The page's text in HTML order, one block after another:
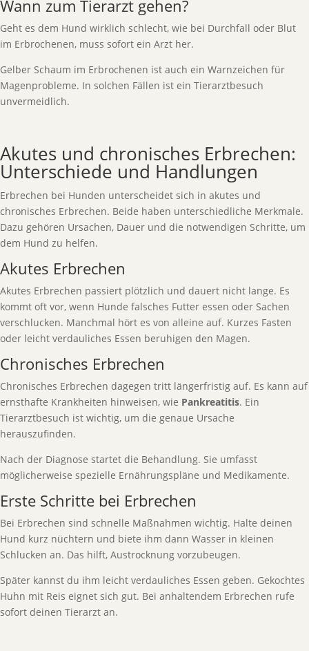
Wann zum Tierarzt gehen?
Geht es dem Hund wirklich schlecht, wie bei Durchfall oder Blut
im Erbrochenen, muss sofort ein Arzt her.
Gelber Schaum im Erbrochenen ist auch ein Warnzeichen für
Magenprobleme. In solchen Fällen ist ein Tierarztbesuch
unvermeidlich.
Akutes und chronisches Erbrechen:
Unterschiede und Handlungen
Erbrechen bei Hunden unterscheidet sich in akutes und
chronisches Erbrechen. Beide haben unterschiedliche Merkmale.
Dazu gehören Ursachen, Dauer und die notwendigen Schritte, um
dem Hund zu helfen.
Akutes Erbrechen
Akutes Erbrechen passiert plötzlich und dauert nicht lange. Es
kommt oft vor, wenn Hunde falsches Futter essen oder Sachen
verschlucken. Manchmal hört es von alleine auf. Kurzes Fasten
oder leicht verdauliches Essen beruhigen den Magen.
Chronisches Erbrechen
Chronisches Erbrechen dagegen tritt längerfristig auf. Es kann auf
ernsthafte Krankheiten hinweisen, wie Pankreatitis. Ein
Tierarztbesuch ist wichtig, um die genaue Ursache
herauszufinden.
Nach der Diagnose startet die Behandlung. Sie umfasst
möglicherweise spezielle Ernährungspläne und Medikamente.
Erste Schritte bei Erbrechen
Bei Erbrechen sind schnelle Maßnahmen wichtig. Halte deinen
Hund kurz nüchtern und biete ihm dann Wasser in kleinen
Schlucken an. Das hilft, Austrocknung vorzubeugen.
Später kannst du ihm leicht verdauliches Essen geben. Gekochtes
Huhn mit Reis eignet sich gut. Bei anhaltendem Erbrechen rufe
sofort deinen Tierarzt an.